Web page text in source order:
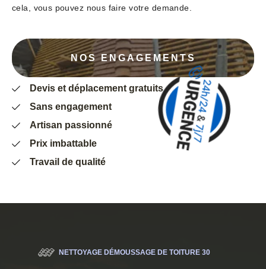
cela, vous pouvez nous faire votre demande.
NOS ENGAGEMENTS
Devis et déplacement gratuits
Sans engagement
Artisan passionné
Prix imbattable
Travail de qualité
NETTOYAGE DÉMOUSSAGE DE TOITURE 30